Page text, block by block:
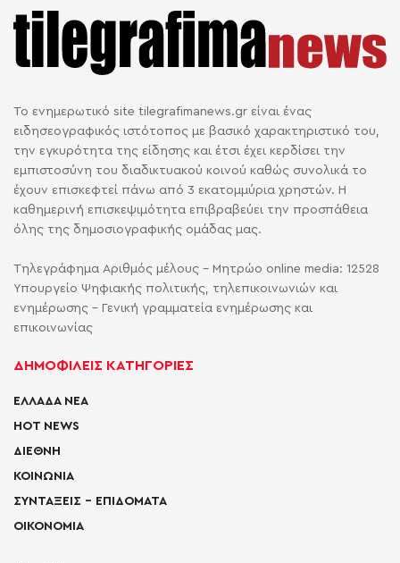
Το ενημερωτικό site tilegrafimanews.gr είναι ένας
ειδησεογραφικός ιστότοπος με βασικό χαρακτηριστικό του,
την εγκυρότητα της είδησης και έτσι έχει κερδίσει την
εμπιστοσύνη του διαδικτυακού κοινού καθώς συνολικά το
έχουν επισκεφτεί πάνω από 3 εκατομμύρια χρηστών. Η
καθημερινή επισκεψιμότητα επιβραβεύει την προσπάθεια
όλης της δημοσιογραφικής ομάδας μας.
Τηλεγράφημα Αριθμός μέλους - Μητρώο online media: 12528
Υπουργείο Ψηφιακής πολιτικής, τηλεπικοινωνιών και
ενημέρωσης - Γενική γραμματεία ενημέρωσης και
επικοινωνίας
ΔΗΜΟΦΙΛΕΙΣ ΚΑΤΗΓΟΡΙΕΣ
ΕΛΛΑΔΑ ΝΕΑ
HOT NEWS
ΔΙΕΘΝΗ
ΚΟΙΝΩΝΙΑ
ΣΥΝΤΑΞΕΙΣ – ΕΠΙΔΟΜΑΤΑ
ΟΙΚΟΝΟΜΙΑ